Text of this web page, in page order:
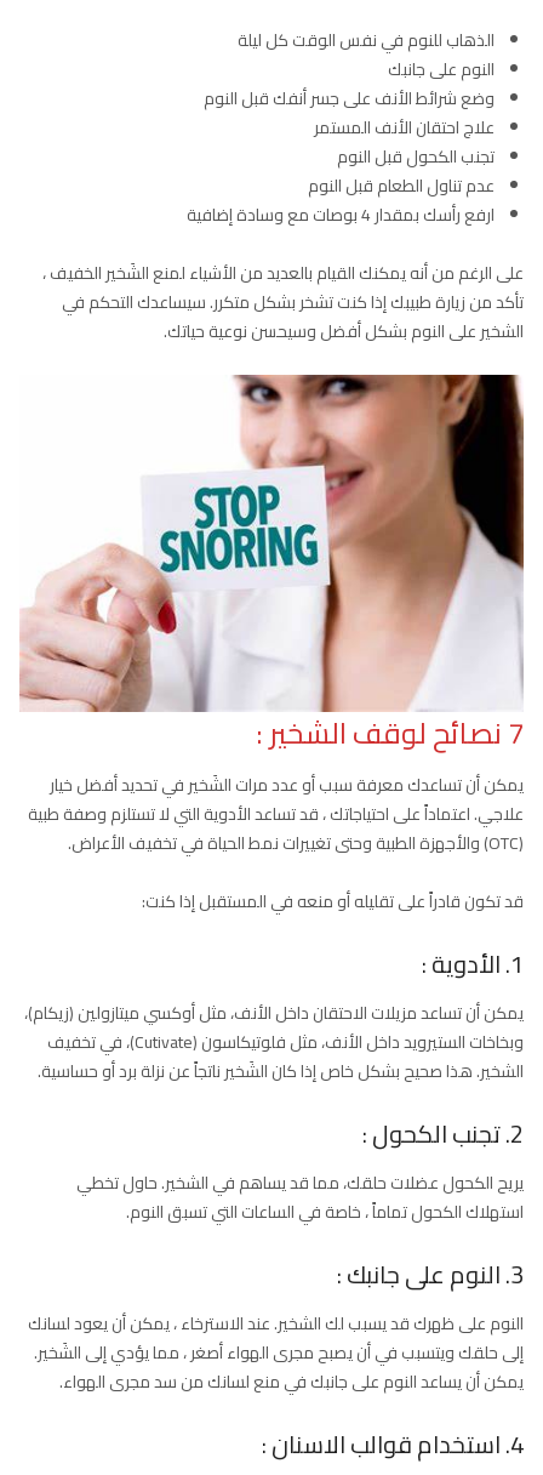
الذهاب للنوم في نفس الوقت كل ليلة
النوم على جانبك
وضع شرائط الأنف على جسر أنفك قبل النوم
علاج احتقان الأنف المستمر
تجنب الكحول قبل النوم
عدم تناول الطعام قبل النوم
ارفع رأسك بمقدار 4 بوصات مع وسادة إضافية
على الرغم من أنه يمكنك القيام بالعديد من الأشياء لمنع الشَخير الخفيف ،
تأكد من زيارة طبيبك إذا كنت تشخر بشكل متكرر. سيساعدك التحكم في
الشخير على النوم بشكل أفضل وسيحسن نوعية حياتك.
7 نصائح لوقف الشخير :
يمكن أن تساعدك معرفة سبب أو عدد مرات الشَخير في تحديد أفضل خيار
علاجي. اعتماداً على احتياجاتك ، قد تساعد الأدوية التي لا تستلزم وصفة طبية
(OTC) والأجهزة الطبية وحتى تغييرات نمط الحياة في تخفيف الأعراض.
قد تكون قادراً على تقليله أو منعه في المستقبل إذا كنت:
1. الأدوية :
يمكن أن تساعد مزيلات الاحتقان داخل الأنف، مثل أوكسي ميتازولين (زيكام)،
وبخاخات الستيرويد داخل الأنف، مثل فلوتيكاسون (Cutivate)، في تخفيف
الشخير. هذا صحيح بشكل خاص إذا كان الشَخير ناتجاً عن نزلة برد أو حساسية.
2. تجنب الكحول :
يريح الكحول عضلات حلقك، مما قد يساهم في الشخير. حاول تخطي
استهلاك الكحول تماماً ، خاصة في الساعات التي تسبق النوم.
3. النوم على جانبك :
النوم على ظهرك قد يسبب لك الشخير. عند الاسترخاء ، يمكن أن يعود لسانك
إلى حلقك ويتسبب في أن يصبح مجرى الهواء أصغر ، مما يؤدي إلى الشَخير.
يمكن أن يساعد النوم على جانبك في منع لسانك من سد مجرى الهواء.
4. استخدام قوالب الاسنان :